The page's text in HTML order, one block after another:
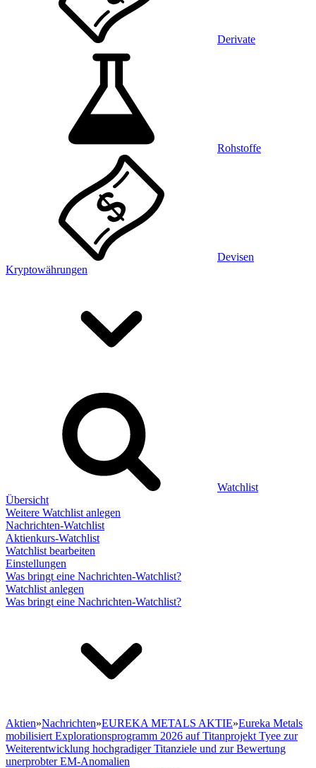
Derivate
Rohstoffe
Devisen
Kryptowährungen
Watchlist
Übersicht
Weitere Watchlist anlegen
Nachrichten-Watchlist
Aktienkurs-Watchlist
Watchlist bearbeiten
Einstellungen
Was bringt eine Nachrichten-Watchlist?
Watchlist anlegen
Was bringt eine Nachrichten-Watchlist?
Aktien»Nachrichten»EUREKA METALS AKTIE»Eureka Metals
mobilisiert Explorationsprogramm 2026 auf Titanprojekt Tyee zur
Weiterentwicklung hochgradiger Titanziele und zur Bewertung
unerprobter EM-Anomalien